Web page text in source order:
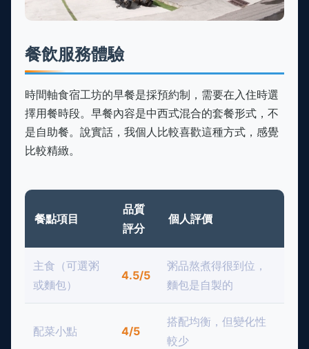
餐飲服務體驗
時間軸食宿工坊的早餐是採預約制，需要在入住時選
擇用餐時段。早餐內容是中西式混合的套餐形式，不
是自助餐。說實話，我個人比較喜歡這種方式，感覺
比較精緻。
餐點項目
品質
評分
個人評價
主食（可選粥
或麵包）
4.5/5
粥品熬煮得很到位，
麵包是自製的
配菜小點 4/5
搭配均衡，但變化性
較少